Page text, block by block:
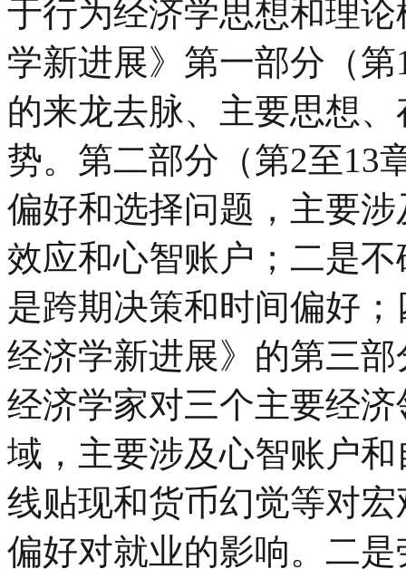
于行为经济学思想和理
学新进展》第一部分（
的来龙去脉、主要思想
势。第二部分（第2至13
偏好和选择问题，主要
效应和心智账户；二是
是跨期决策和时间偏好
经济学新进展》的第三
经济学家对三个主要经
域，主要涉及心智账户
线贴现和货币幻觉等对
偏好对就业的影响。二